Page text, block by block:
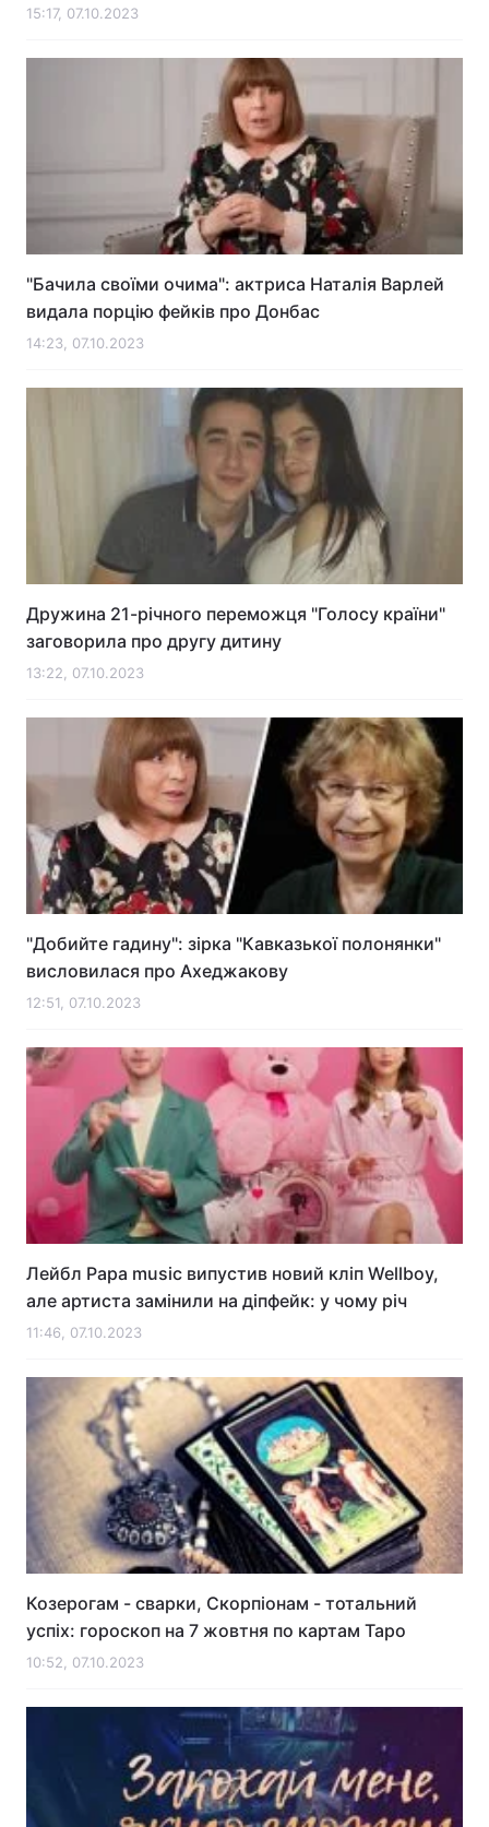
15:17, 07.10.2023
"Бачила своїми очима": актриса Наталія Варлей
видала порцію фейків про Донбас
14:23, 07.10.2023
Дружина 21-річного переможця "Голосу країни"
заговорила про другу дитину
13:22, 07.10.2023
"Добийте гадину": зірка "Кавказької полонянки"
висловилася про Ахеджакову
12:51, 07.10.2023
Лейбл Papa music випустив новий кліп Wellboy,
але артиста замінили на діпфейк: у чому річ
11:46, 07.10.2023
Козерогам - сварки, Скорпіонам - тотальний
успіх: гороскоп на 7 жовтня по картам Таро
10:52, 07.10.2023